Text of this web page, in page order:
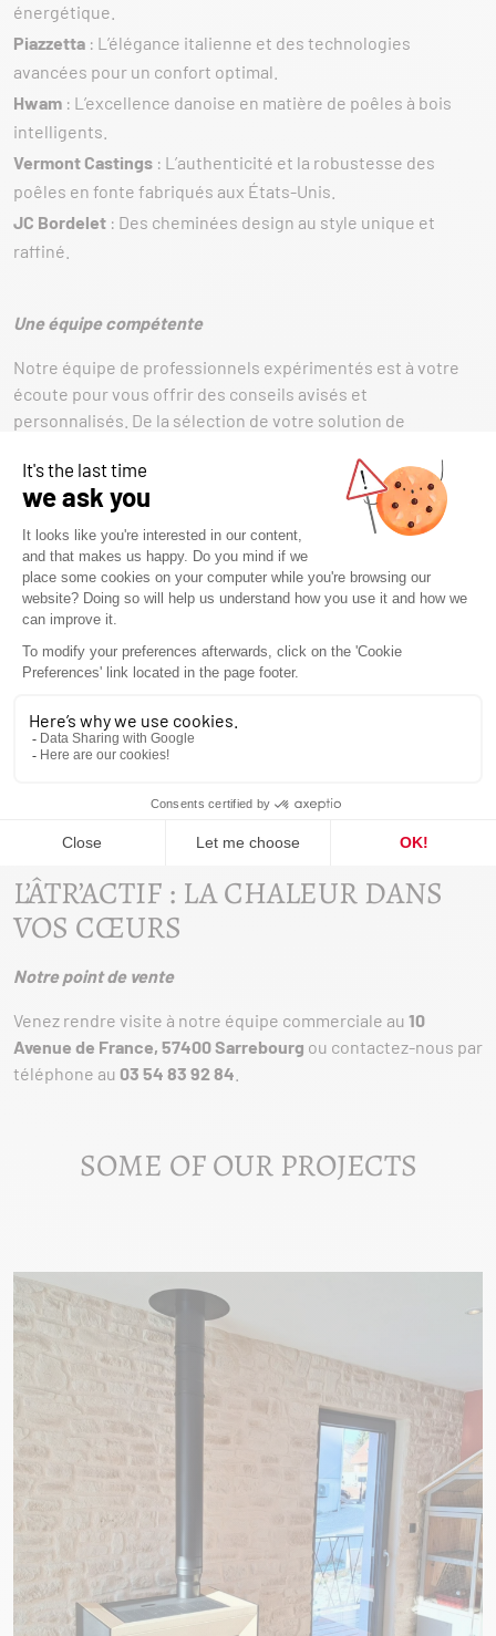
énergétique.
Piazzetta : L’élégance italienne et des technologies
avancées pour un confort optimal.
Hwam : L’excellence danoise en matière de poêles à bois
intelligents.
Vermont Castings : L’authenticité et la robustesse des
poêles en fonte fabriqués aux États-Unis.
JC Bordelet : Des cheminées design au style unique et
raffiné.
Une équipe compétente
Notre équipe de professionnels expérimentés est à votre
écoute pour vous offrir des conseils avisés et
personnalisés. De la sélection de votre solution de
à chaque étape de votre projet.
Un accompagnement sur mesure
: Nous analysons vos
besoins et vous guidons vers la solution la plus adaptée à
votre espace et à votre mode de vie.
Une installation réalisée par des experts
qualifiés assurent une pose dans le respect des normes en
vigueur, garantissant sécurité et performance
après l’installation pour l’entretien, le dépannage et toute
question liée à votre équipement.
concrétiser votre projet de chauffage au bois en toute
sérénité.
L’ÂTR’ACTIF : LA CHALEUR DANS
VOS CŒURS
Notre point de vente
Venez rendre visite à notre équipe commerciale au 10
Avenue de France, 57400 Sarrebourg ou contactez-nous par
téléphone au 03 54 83 92 84
SOME OF OUR PROJECTS